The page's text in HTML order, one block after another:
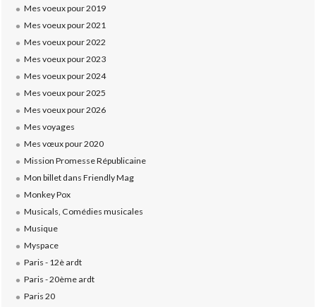
Mes voeux pour 2019
Mes voeux pour 2021
Mes voeux pour 2022
Mes voeux pour 2023
Mes voeux pour 2024
Mes voeux pour 2025
Mes voeux pour 2026
Mes voyages
Mes vœux pour 2020
Mission Promesse Républicaine
Mon billet dans Friendly Mag
Monkey Pox
Musicals, Comédies musicales
Musique
Myspace
Paris - 12è ardt
Paris - 20ème ardt
Paris 20